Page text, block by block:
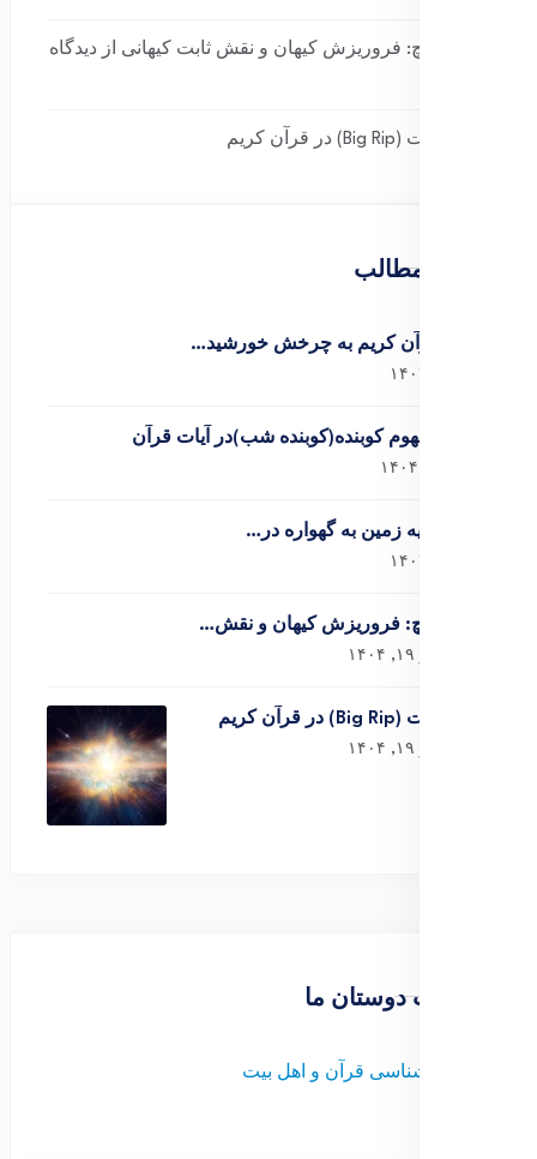
بیگ کرانچ: فروریزش کیهان و نقش ثابت کیهانی از دیدگاه
مِه‌گسست (Big Rip) در قرآن کریم
آخرین مطالب
اشاره قرآن کریم به چرخش خورشید…
برسی مفهوم کوبنده(کوبنده شب)در آیات قرآن
دلیل تشبیه زمین به گهواره در…
بیگ کرانچ: فروریزش کیهان و نقش…
مِه‌گسست (Big Rip) در قرآن کریم
صفحات دوستان ما
کیهان شناسی قرآن و اهل بیت